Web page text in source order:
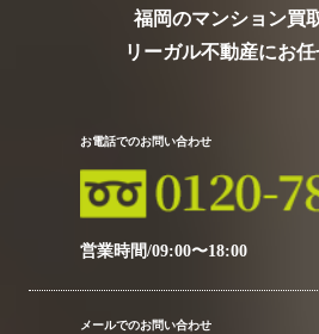
福岡のマンション買
リーガル不動産にお
お電話でのお問い合わせ
営業時間/09:00〜18:00
メールでのお問い合わせ